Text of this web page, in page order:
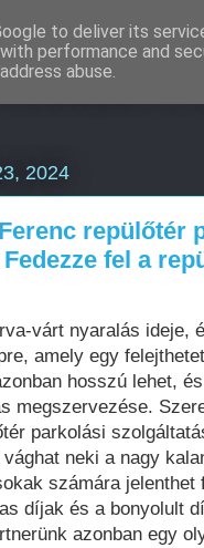
2024
repülőtér
fel a
várt nyaralás ideje,
amely egy
hosszú lehet,
megszervezése.
parkolási
neki a nagy
számára
díjak és a bonyolult
azonban egy
to deliver its
performance and
abuse.